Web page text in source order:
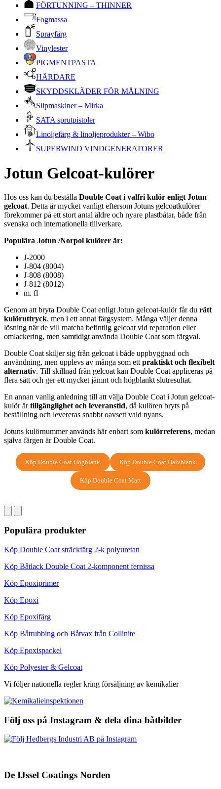
FÖRTUNNING – THINNER
Fogmassa
Sprayfärg
Vinylester
PIGMENTPASTA
HÄRDARE
SKYDDSKLÄDER FÖR MÅLNING
Slipmaskiner – Mirka
SATA sprutpistoler
Linoljefärg & linoljeprodukter – Wibo
SUPERWIND VINDGENERATORER
Jotun Gelcoat-kulörer
Hos oss kan du beställa Double Coat i valfri kulör enligt Jotun
gelcoat. Detta är mycket vanligt eftersom Jotuns gelcoatkulörer
förekommer på ett stort antal äldre och nyare plastbåtar, både från
svenska och internationella tillverkare.
Populära Jotun /Norpol kulörer är:
J-2000
J-804 (8004)
J-808 (8008)
J-812 (8012)
m. fl
Genom att bryta Double Coat enligt Jotun gelcoat-kulör får du rätt
kulöruttryck, men i ett annat färgsystem. Många väljer denna
lösning när de vill matcha befintlig gelcoat vid reparation eller
omlackering, men samtidigt använda Double Coat som färgval.
Double Coat skiljer sig från gelcoat i både uppbyggnad och
användning, men upplevs av många som ett praktiskt och flexibelt
alternativ. Till skillnad från gelcoat kan Double Coat appliceras på
flera sätt och ger ett mycket jämnt och högblankt slutresultat.
En annan vanlig anledning till att välja Double Coat i Jotun gelcoat-
kulör ärtillgänglighet och leveranstid, då kulören bryts på
beställning och levereras snabbt oavsett vald nyans.
Jotuns kulörnummer används här enbart som kulörreferens, medan
själva färgen är Double Coat.
Köp Double Coat Högblank Köp Double Coat Halvblank
Köp Double Coat Matt
Populära produkter
Köp Double Coat sträckfärg 2-k polyuretan
Köp Båtlack Double Coat 2-komponent fernissa
Köp Epoxiprimer
Köp Epoxi
Köp Epoxifärg
Köp Båtrubbing och Båtvax från Collinite
Köp Epoxispackel
Köp Polyester & Gelcoat
Vi följer nationella regler kring försäljning av kemikalier
Följ oss på Instagram & dela dina båtbilder
De IJssel Coatings Norden